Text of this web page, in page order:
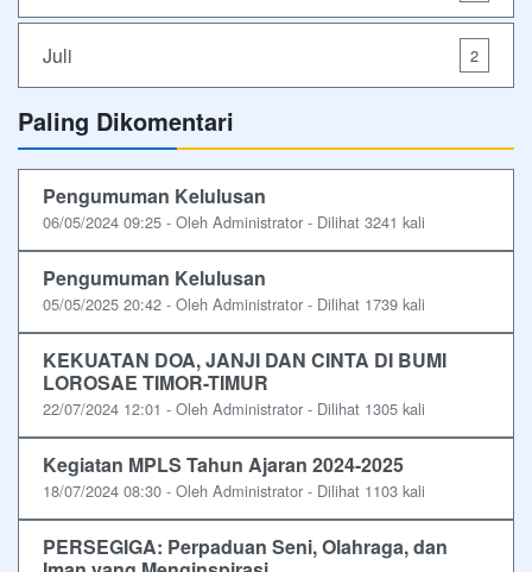
Juli 2
Paling Dikomentari
Pengumuman Kelulusan
06/05/2024 09:25 - Oleh Administrator - Dilihat 3241 kali
Pengumuman Kelulusan
05/05/2025 20:42 - Oleh Administrator - Dilihat 1739 kali
KEKUATAN DOA, JANJI DAN CINTA DI BUMI
LOROSAE TIMOR-TIMUR
22/07/2024 12:01 - Oleh Administrator - Dilihat 1305 kali
Kegiatan MPLS Tahun Ajaran 2024-2025
18/07/2024 08:30 - Oleh Administrator - Dilihat 1103 kali
PERSEGIGA: Perpaduan Seni, Olahraga, dan